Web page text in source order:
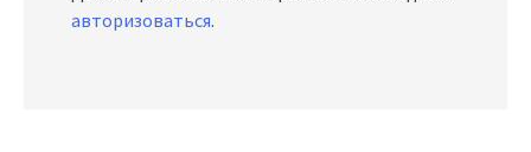
авторизоваться.